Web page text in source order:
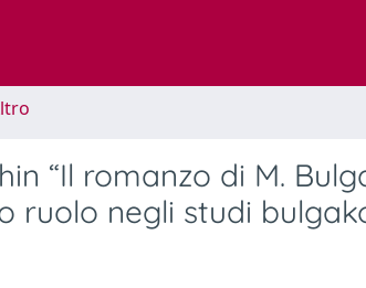
“Il romanzo di M.
ruolo negli studi